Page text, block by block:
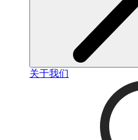
关于我们